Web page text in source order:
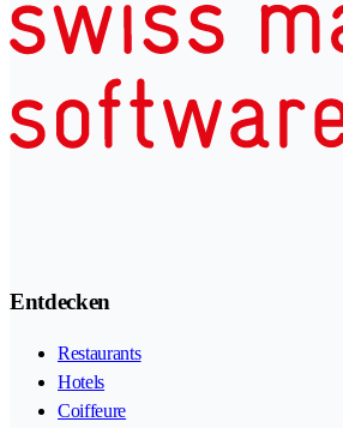
Entdecken
Restaurants
Hotels
Coiffeure